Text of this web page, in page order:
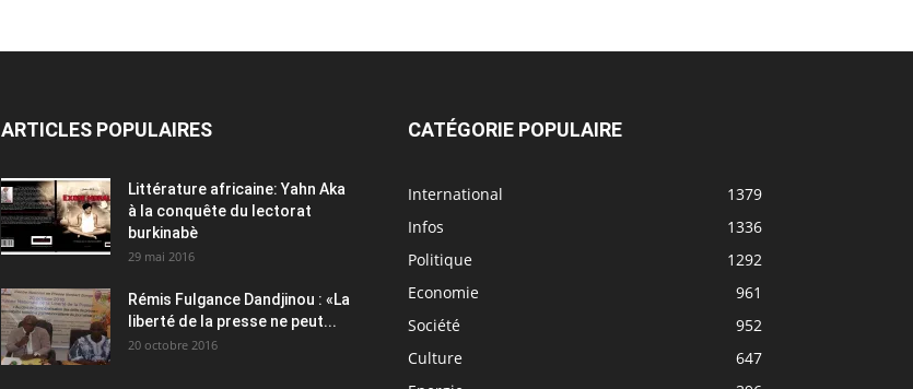
ARTICLES POPULAIRES
Littérature africaine: Yahn Aka
à la conquête du lectorat
burkinabè
29 mai 2016
Rémis Fulgance Dandjinou : «La
liberté de la presse ne peut...
20 octobre 2016
CATÉGORIE POPULAIRE
International
1379
Infos
1336
Politique
1292
Economie
961
Société
952
Culture
647